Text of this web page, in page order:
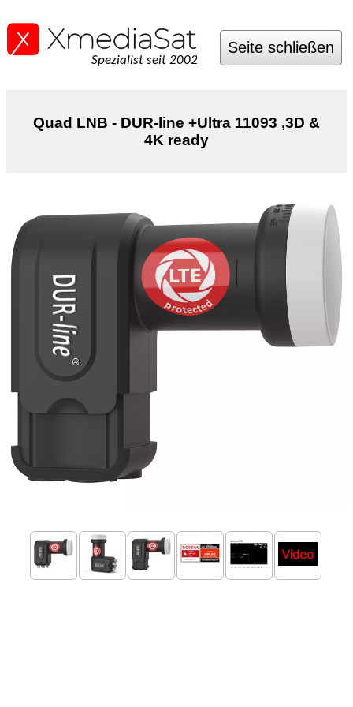
Spezialist seit 2002
Seite schließen
Quad LNB - DUR-line +Ultra 11093 ,3D &
4K ready